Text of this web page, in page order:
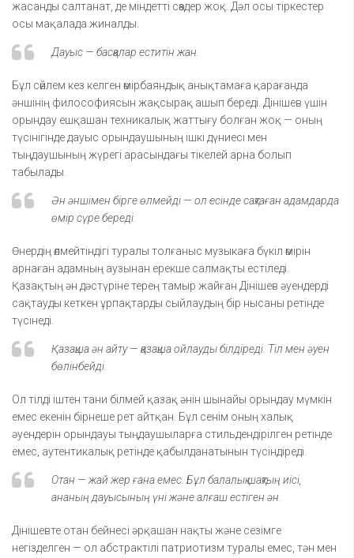
жасанды салтанат, де міндетті сөздер жоқ. Дәл осы тіркестер
осы мақалада жиналды.
Дауыс — басқалар еститін жан.
Бұл сөйлем кез келген өмірбаяндық анықтамаға қарағанда
әншінің философиясын жақсырақ ашып береді. Дінішев үшін
орындау ешқашан техникалық жаттығу болған жоқ — оның
түсінігінде дауыс орындаушының ішкі дүниесі мен
тыңдаушының жүрегі арасындағы тікелей арна болып
табылады.
Ән әншімен бірге өлмейді — ол есінде сақтаған адамдарда
өмір сүре береді.
Өнердің өлмейтіндігі туралы толғаныс музыкаға бүкіл өмірін
арнаған адамның аузынан ерекше салмақты естіледі.
Қазақтың ән дәстүріне терең тамыр жайған Дінішев әуендерді
сақтауды кеткен ұрпақтарды сыйлаудың бір нысаны ретінде
түсінеді.
Қазақша ән айту — қазақша ойлауды білдіреді. Тіл мен әуен
бөлінбейді.
Ол тілді іштен тани білмей қазақ әнін шынайы орындау мүмкін
емес екенін бірнеше рет айтқан. Бұл сенім оның халық
әуендерін орындауы тыңдаушыларға стильдендірілген ретінде
емес, аутентикалық ретінде қабылданатынын түсіндіреді.
Отан — жай жер ғана емес. Бұл балалық шақтың иісі,
ананың дауысының үні және алғаш естіген ән.
Дінішевте отан бейнесі әрқашан нақты және сезімге
негізделген — ол абстрактілі патриотизм туралы емес, тән мен